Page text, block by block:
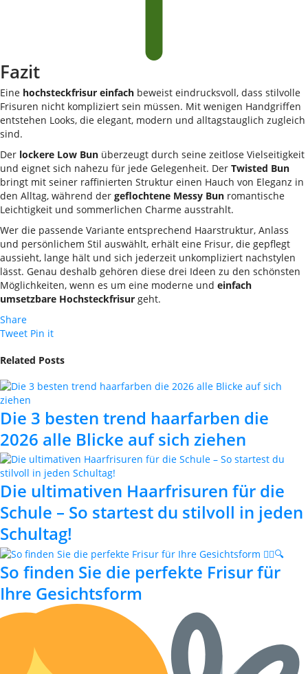
Fazit
Eine hochsteckfrisur einfach beweist eindrucksvoll, dass stilvolle
Frisuren nicht kompliziert sein müssen. Mit wenigen Handgriffen
entstehen Looks, die elegant, modern und alltagstauglich zugleich
sind.
Der lockere Low Bun überzeugt durch seine zeitlose Vielseitigkeit
und eignet sich nahezu für jede Gelegenheit. Der Twisted Bun
bringt mit seiner raffinierten Struktur einen Hauch von Eleganz in
den Alltag, während der geflochtene Messy Bun romantische
Leichtigkeit und sommerlichen Charme ausstrahlt.
Wer die passende Variante entsprechend Haarstruktur, Anlass
und persönlichem Stil auswählt, erhält eine Frisur, die gepflegt
aussieht, lange hält und sich jederzeit unkompliziert nachstylen
lässt. Genau deshalb gehören diese drei Ideen zu den schönsten
Möglichkeiten, wenn es um eine moderne und einfach
umsetzbare Hochsteckfrisur geht.
Share
Tweet Pin it
Related Posts
Die 3 besten trend haarfarben die
2026 alle Blicke auf sich ziehen
Die ultimativen Haarfrisuren für die
Schule – So startest du stilvoll in jeden
Schultag!
So finden Sie die perfekte Frisur für
Ihre Gesichtsform